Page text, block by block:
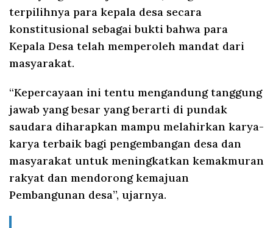
terpilihnya para kepala desa secara
konstitusional sebagai bukti bahwa para
Kepala Desa telah memperoleh mandat dari
masyarakat.
“Kepercayaan ini tentu mengandung tanggung
jawab yang besar yang berarti di pundak
saudara diharapkan mampu melahirkan karya-
karya terbaik bagi pengembangan desa dan
masyarakat untuk meningkatkan kemakmuran
rakyat dan mendorong kemajuan
Pembangunan desa”, ujarnya.